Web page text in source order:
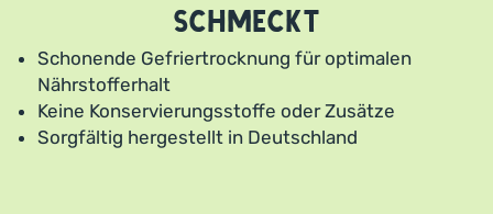
schmeckt
Schonende Gefriertrocknung für optimalen
Nährstofferhalt
Keine Konservierungsstoffe oder Zusätze
Sorgfältig hergestellt in Deutschland